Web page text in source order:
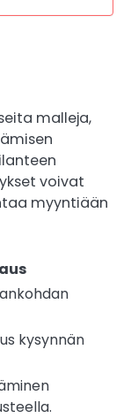
malleja,
voivat
myyntiään
kysynnän